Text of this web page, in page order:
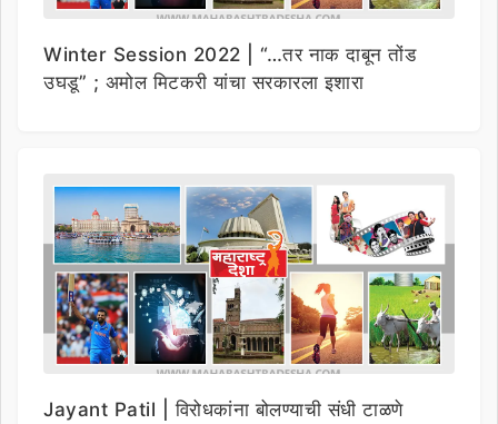
Winter Session 2022 | “…तर नाक दाबून तोंड
उघडू” ; अमोल मिटकरी यांचा सरकारला इशारा
Jayant Patil | विरोधकांना बोलण्याची संधी टाळणे